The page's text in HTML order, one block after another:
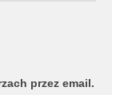
przez email.